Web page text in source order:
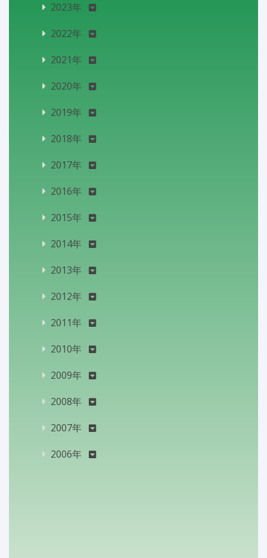
2023年
2022年
2021年
2020年
2019年
2018年
2017年
2016年
2015年
2014年
2013年
2012年
2011年
2010年
2009年
2008年
2007年
2006年